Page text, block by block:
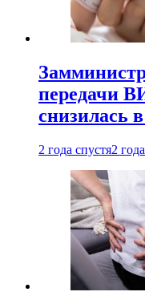
передачи
снизилась
2 года спустя2